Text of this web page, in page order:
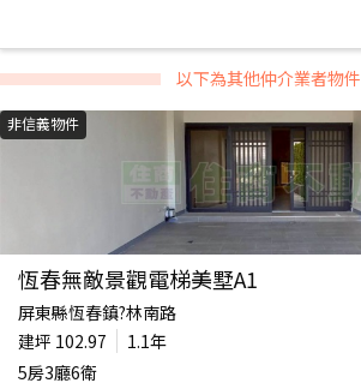
以下為其他仲介業者物件
非信義物件
恆春無敵景觀電梯美墅A1
屏東縣恆春鎮?林南路
建坪 102.97
1.1年
5房3廳6衛